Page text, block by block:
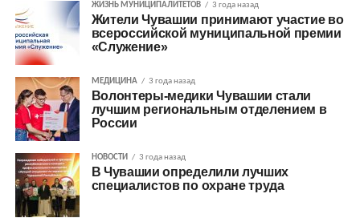
ЖИЗНЬ МУНИЦИПАЛИТЕТОВ 3 года назад
Жители Чувашии принимают участие во
всероссийской муниципальной премии
«Служение»
МЕДИЦИНА 3 года назад
Волонтеры-медики Чувашии стали
лучшим региональным отделением в
России
НОВОСТИ 3 года назад
В Чувашии определили лучших
специалистов по охране труда